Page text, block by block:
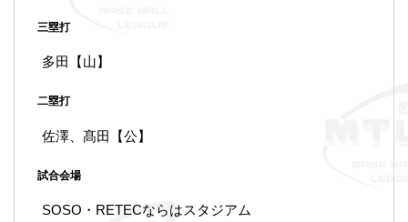
三塁打
多田【山】
二塁打
佐澤、髙田【公】
試合会場
SOSO・RETECならはスタジアム